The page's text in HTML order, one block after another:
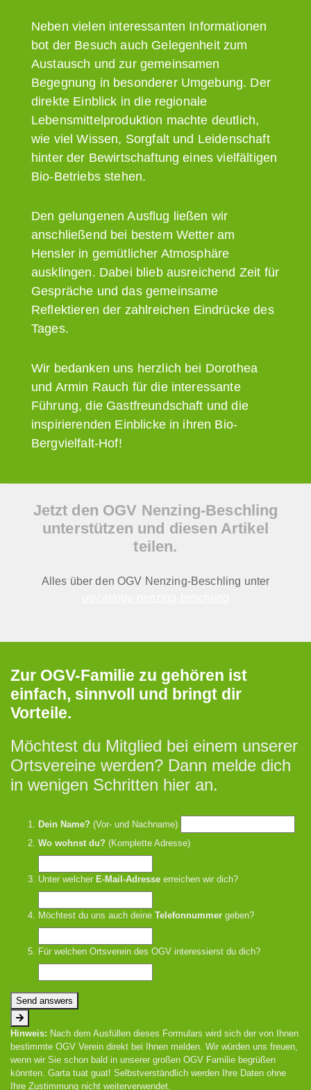
Neben vielen interessanten Informationen
bot der Besuch auch Gelegenheit zum
Austausch und zur gemeinsamen
Begegnung in besonderer Umgebung. Der
direkte Einblick in die regionale
Lebensmittelproduktion machte deutlich,
wie viel Wissen, Sorgfalt und Leidenschaft
hinter der Bewirtschaftung eines vielfältigen
Bio-Betriebs stehen.
Den gelungenen Ausflug ließen wir
anschließend bei bestem Wetter am
Hensler in gemütlicher Atmosphäre
ausklingen. Dabei blieb ausreichend Zeit für
Gespräche und das gemeinsame
Reflektieren der zahlreichen Eindrücke des
Tages.
Wir bedanken uns herzlich bei Dorothea
und Armin Rauch für die interessante
Führung, die Gastfreundschaft und die
inspirierenden Einblicke in ihren Bio-
Bergvielfalt-Hof!
Jetzt den OGV Nenzing-Beschling
unterstützen und diesen Artikel
teilen.
Alles über den OGV Nenzing-Beschling unter
Zur OGV-Familie zu gehören ist
einfach, sinnvoll und bringt dir
Vorteile.
Möchtest du Mitglied bei einem unserer
Ortsvereine werden? Dann melde dich
in wenigen Schritten hier an.
Dein Name? (Vor- und Nachname)
Wo wohnst du? (Komplette Adresse)
Unter welcher E-Mail-Adresse erreichen wir dich?
Möchtest du uns auch deine Telefonnummer geben?
Für welchen Ortsverein des OGV interessierst du dich?
Send answers
Hinweis: Nach dem Ausfüllen dieses Formulars wird sich der von Ihnen
bestimmte OGV Verein direkt bei Ihnen melden. Wir würden uns freuen,
wenn wir Sie schon bald in unserer großen OGV Familie begrüßen
könnten. Garta tuat guat! Selbstverständlich werden Ihre Daten ohne
Ihre Zustimmung nicht weiterverwendet.